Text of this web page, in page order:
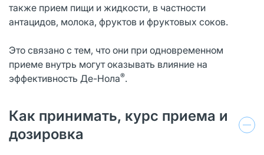
также прием пищи и жидкости, в частности
антацидов, молока, фруктов и фруктовых соков.
Это связано с тем, что они при одновременном
приеме внутрь могут оказывать влияние на
эффективность Де-Нола®.
Как принимать, курс приема и
дозировка